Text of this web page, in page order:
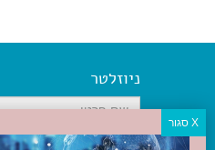
ניוזלטר